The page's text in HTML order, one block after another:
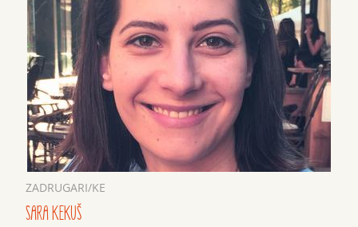
ZADRUGARI/KE
SARA KEKUŠ